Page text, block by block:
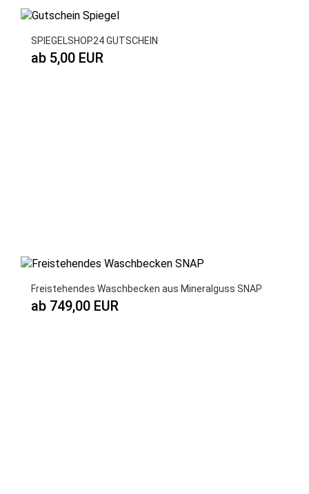
SPIEGELSHOP24 GUTSCHEIN
ab 5,00 EUR
Freistehendes Waschbecken aus Mineralguss SNAP
ab 749,00 EUR